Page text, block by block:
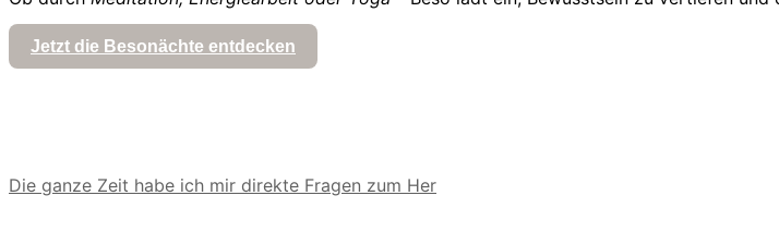
Jetzt die Besonächte entdecken
Die ganze Zeit habe ich mir direkte Fragen zum Her